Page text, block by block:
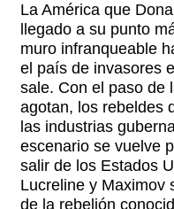
La América que
llegado a su punto
muro infranqueable
el país de invasores
sale. Con el paso de
agotan, los rebeldes
las industrias
escenario se vuelve
salir de los Estados
Lucreline y Maximov
de la rebelión